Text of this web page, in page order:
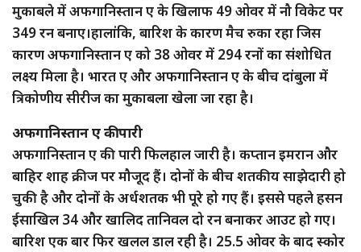
मुकाबले में अफगानिस्तान ए के खिलाफ 49 ओवर में नौ विकेट पर
349 रन बनाए।हालांकि, बारिश के कारण मैच रुका रहा जिस
कारण अफगानिस्तान ए को 38 ओवर में 294 रनों का संशोधित
लक्ष्य मिला है। भारत ए और अफगानिस्तान ए के बीच दांबुला में
त्रिकोणीय सीरीज का मुकाबला खेला जा रहा है।
अफगानिस्तान ए की पारी
अफगानिस्तान ए की पारी फिलहाल जारी है। कप्तान इमरान और
बाहिर शाह क्रीज पर मौजूद हैं। दोनों के बीच शतकीय साझेदारी हो
चुकी है और दोनों के अर्धशतक भी पूरे हो गए हैं। इससे पहले हसन
ईसाखिल 34 और खालिद तानिवल दो रन बनाकर आउट हो गए।
बारिश एक बार फिर खलल डाल रही है। 25.5 ओवर के बाद स्कोर